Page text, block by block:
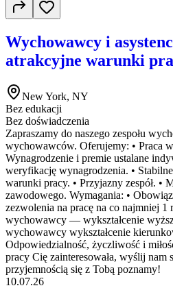
Wychowawcy i
atrakcyjne warunki
New York, NY
Bez edukacji
Bez doświadczenia
Zapraszamy do naszego zespołu
wychowawców. Oferujemy: • Praca
Wynagrodzenie i premie ustalane
weryfikację wynagrodzenia. •
warunki pracy. • Przyjazny zespół. •
zawodowego. Wymagania: •
zezwolenia na pracę na co najmniej 1
wychowawcy — wykształcenie
wychowawcy wykształcenie
Odpowiedzialność, życzliwość i
pracy Cię zainteresowała, wyślij nam
przyjemnością się z Tobą poznamy!
10.07.26